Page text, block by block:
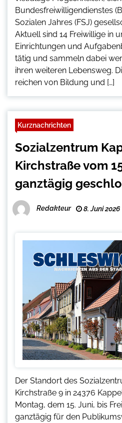
Bundesfreiwilligendienstes
Sozialen Jahres (FSJ)
Aktuell sind 14 Freiwillige in
Einrichtungen und
tätig und sammeln dabei
ihren weiteren Lebensweg.
reichen von Bildung und […]
Kurznachrichten
Sozialzentrum
Kirchstraße vom
ganztägig
Redakteur 8. Juni 2026
Der Standort des
Kirchstraße 9 in 24376
Montag, dem 15. Juni, bis
ganztägig für den